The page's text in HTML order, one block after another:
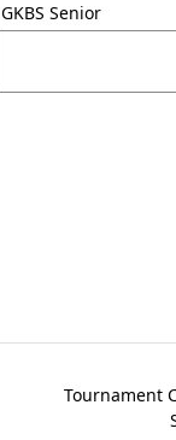
GKBS Senior
Tournament